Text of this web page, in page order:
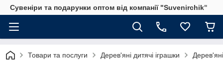
Сувеніри та подарунки оптом від компанії "Suvenirchik"
Товари та послуги Дерев'яні дитячі іграшки